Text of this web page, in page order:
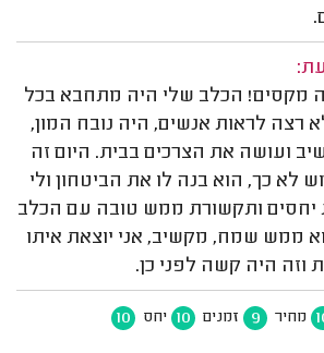
מקסים! הכלב שלי היה מתחבא בכל
רצה לראות אנשים, היה נובח המון,
ועושה את הצרכים בבית. היום זה
לא כך, הוא בנה לו את הביטחון ולי
יחסים ותקשורת ממש טובה עם הכלב
ממש שמח, מקשיב, אני יוצאת איתו
וזה היה קשה לפני כן.
מחיר 9 זמנים 10 יחס 10